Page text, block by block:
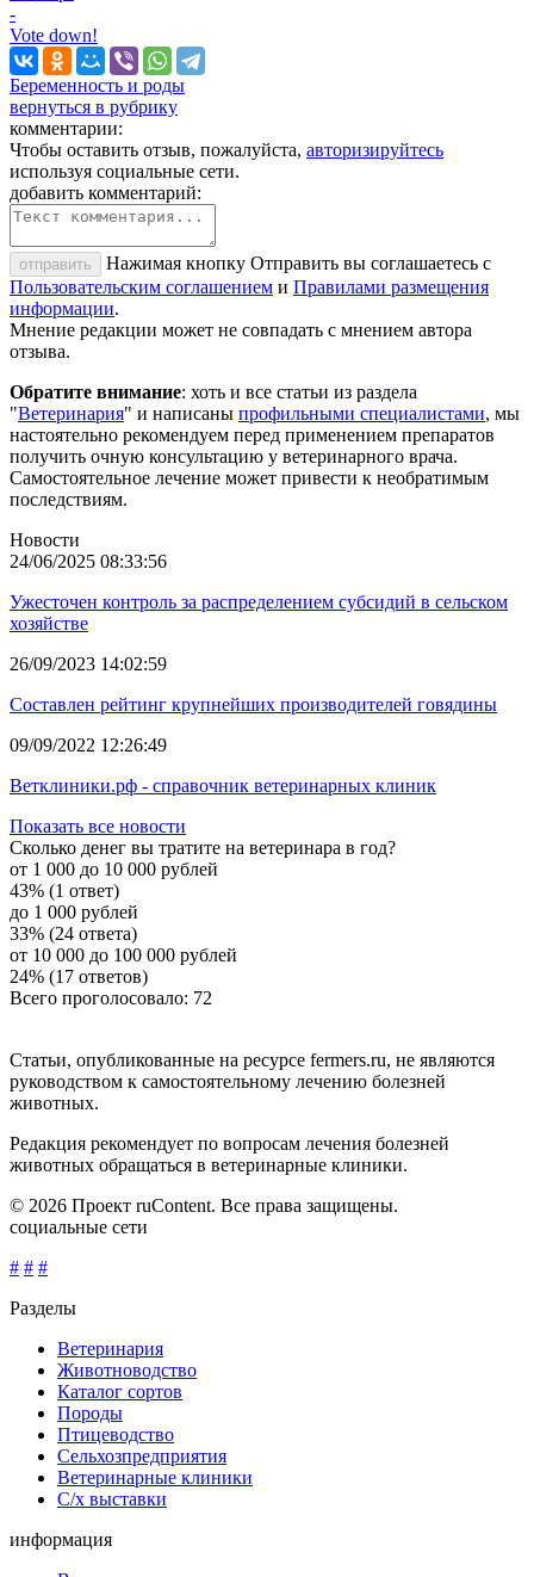
-
Vote down!
Беременность и роды
вернуться в рубрику
комментарии:
Чтобы оставить отзыв, пожалуйста, авторизируйтесь
используя социальные сети.
добавить комментарий:
отправить
Нажимая кнопку Отправить вы соглашаетесь с
Пользовательским соглашением и Правилами размещения
информации.
Мнение редакции может не совпадать с мнением автора
отзыва.
Обратите внимание: хоть и все статьи из раздела
"Ветеринария" и написаны профильными специалистами, мы
настоятельно рекомендуем перед применением препаратов
получить очную консультацию у ветеринарного врача.
Самостоятельное лечение может привести к необратимым
последствиям.
Новости
24/06/2025 08:33:56
Ужесточен контроль за распределением субсидий в сельском
хозяйстве
26/09/2023 14:02:59
Составлен рейтинг крупнейших производителей говядины
09/09/2022 12:26:49
Ветклиники.рф - справочник ветеринарных клиник
Показать все новости
Сколько денег вы тратите на ветеринара в год?
от 1 000 до 10 000 рублей
43% (1 ответ)
до 1 000 рублей
33% (24 ответа)
от 10 000 до 100 000 рублей
24% (17 ответов)
Всего проголосовало: 72
Статьи, опубликованные на ресурсе fermers.ru, не являются
руководством к самостоятельному лечению болезней
животных.
Редакция рекомендует по вопросам лечения болезней
животных обращаться в ветеринарные клиники.
© 2026 Проект ruContent. Все права защищены.
социальные сети
# # #
Разделы
Ветеринария
Животноводство
Каталог сортов
Породы
Птицеводство
Сельхозпредприятия
Ветеринарные клиники
С/х выставки
информация